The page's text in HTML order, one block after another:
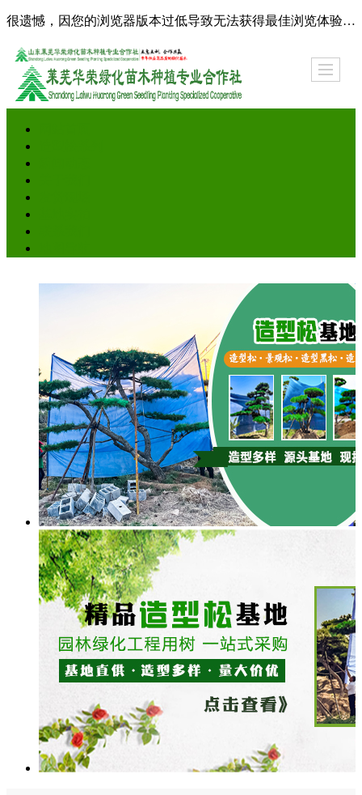
很遗憾，因您的浏览器版本过低导致无法获得最佳浏览体验，推荐下载安装谷歌浏览器！